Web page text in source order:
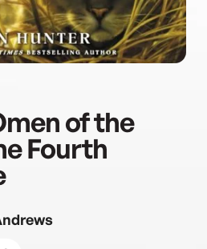
of the
Fourth